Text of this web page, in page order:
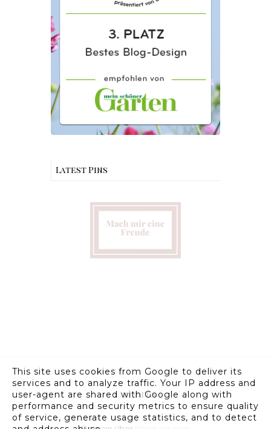
Latest Pins
Credits
This site uses cookies from Google to deliver its
services and to analyze traffic. Your IP address and
user-agent are shared with Google along with
performance and security metrics to ensure quality
of service, generate usage statistics, and to detect